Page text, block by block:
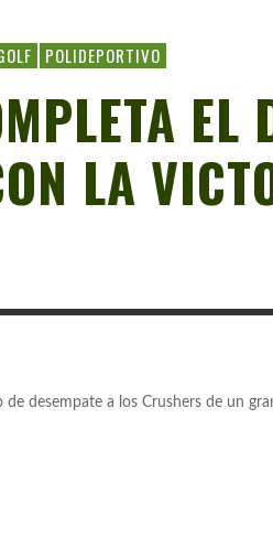
POLIDEPORTIVO
EL
LA
de desempate a los Crushers de un